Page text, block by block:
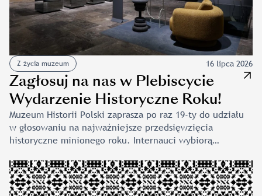
Z życia muzeum 16 lipca 2026
Zagłosuj na nas w Plebiscycie
Wydarzenie Historyczne Roku!
Muzeum Historii Polski zaprasza po raz 19-ty do udziału
w głosowaniu na najważniejsze przedsięwzięcia
historyczne minionego roku. Internauci wybiorą
zakwalifikowanych do finału przez jury w trzech
kategoriach: „Wydarzenie”, „Wystawa” i „Edukacja”.
Głosować można codziennie – raz dziennie – aż do 10